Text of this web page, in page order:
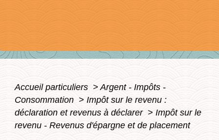
Accueil particuliers > Argent - Impôts -
Consommation > Impôt sur le revenu :
déclaration et revenus à déclarer > Impôt sur le
revenu - Revenus d'épargne et de placement